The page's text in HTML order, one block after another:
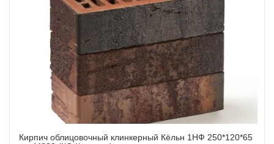
Кирпич облицовочный клинкерный Кёльн 1НФ 250*120*65